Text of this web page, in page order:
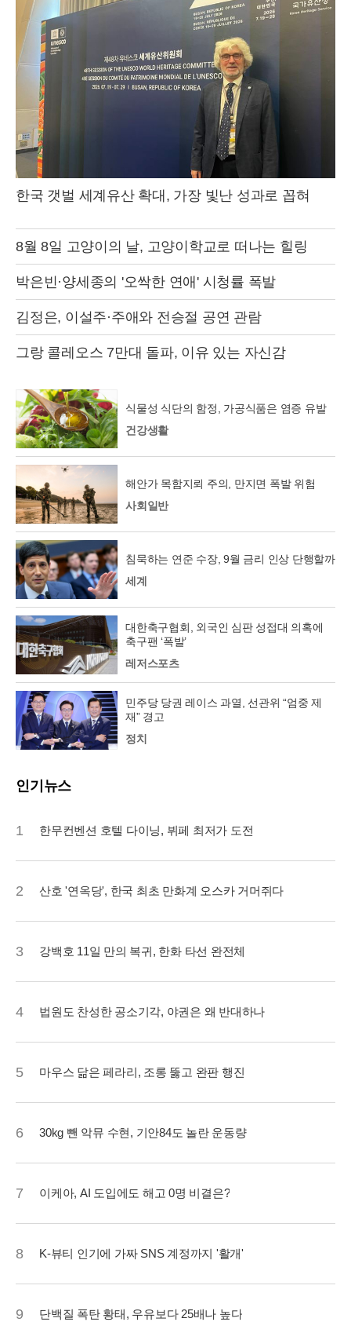
한국 갯벌 세계유산 확대, 가장 빛난 성과로 꼽혀
8월 8일 고양이의 날, 고양이학교로 떠나는 힐링
박은빈·양세종의 '오싹한 연애' 시청률 폭발
김정은, 이설주·주애와 전승절 공연 관람
그랑 콜레오스 7만대 돌파, 이유 있는 자신감
식물성 식단의 함정, 가공식품은 염증 유발
건강생활
해안가 목함지뢰 주의, 만지면 폭발 위험
사회일반
침묵하는 연준 수장, 9월 금리 인상 단행할까
세계
대한축구협회, 외국인 심판 성접대 의혹에
축구팬 ‘폭발’
레저스포츠
민주당 당권 레이스 과열, 선관위 “엄중 제
재” 경고
정치
인기뉴스
1 한무컨벤션 호텔 다이닝, 뷔페 최저가 도전
2 산호 '연옥당', 한국 최초 만화계 오스카 거머쥐다
3 강백호 11일 만의 복귀, 한화 타선 완전체
4 법원도 찬성한 공소기각, 야권은 왜 반대하나
5 마우스 닮은 페라리, 조롱 뚫고 완판 행진
6 30kg 뺀 악뮤 수현, 기안84도 놀란 운동량
7 이케아, AI 도입에도 해고 0명 비결은?
8 K-뷰티 인기에 가짜 SNS 계정까지 '활개'
9 단백질 폭탄 황태, 우유보다 25배나 높다